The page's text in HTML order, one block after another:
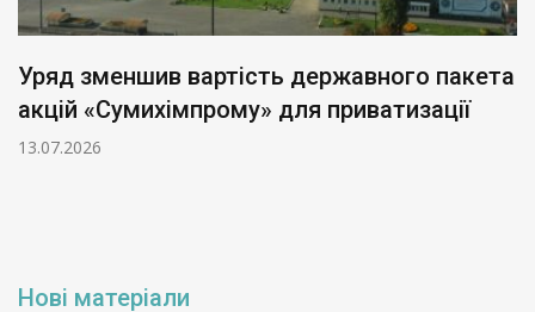
Уряд зменшив вартість державного пакета
акцій «Сумихімпрому» для приватизації
13.07.2026
Нові матеріали